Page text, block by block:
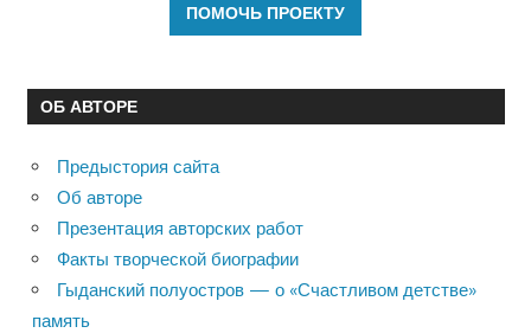
ОБ АВТОРЕ
Предыстория сайта
Об авторе
Презентация авторских работ
Факты творческой биографии
Гыданский полуостров — о «Счастливом детстве»
память